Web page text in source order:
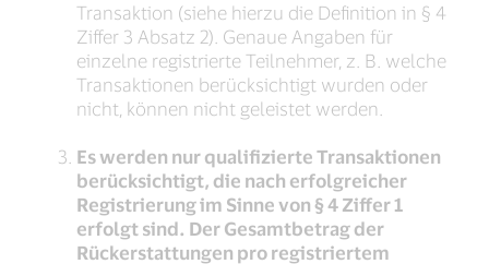
Transaktion (siehe hierzu die Definition in § 4
Ziffer 3 Absatz 2). Genaue Angaben für
einzelne registrierte Teilnehmer, z. B. welche
Transaktionen berücksichtigt wurden oder
nicht, können nicht geleistet werden.
Es werden nur qualifizierte Transaktionen
berücksichtigt, die nach erfolgreicher
Registrierung im Sinne von § 4 Ziffer 1
erfolgt sind. Der Gesamtbetrag der
Rückerstattungen pro registriertem